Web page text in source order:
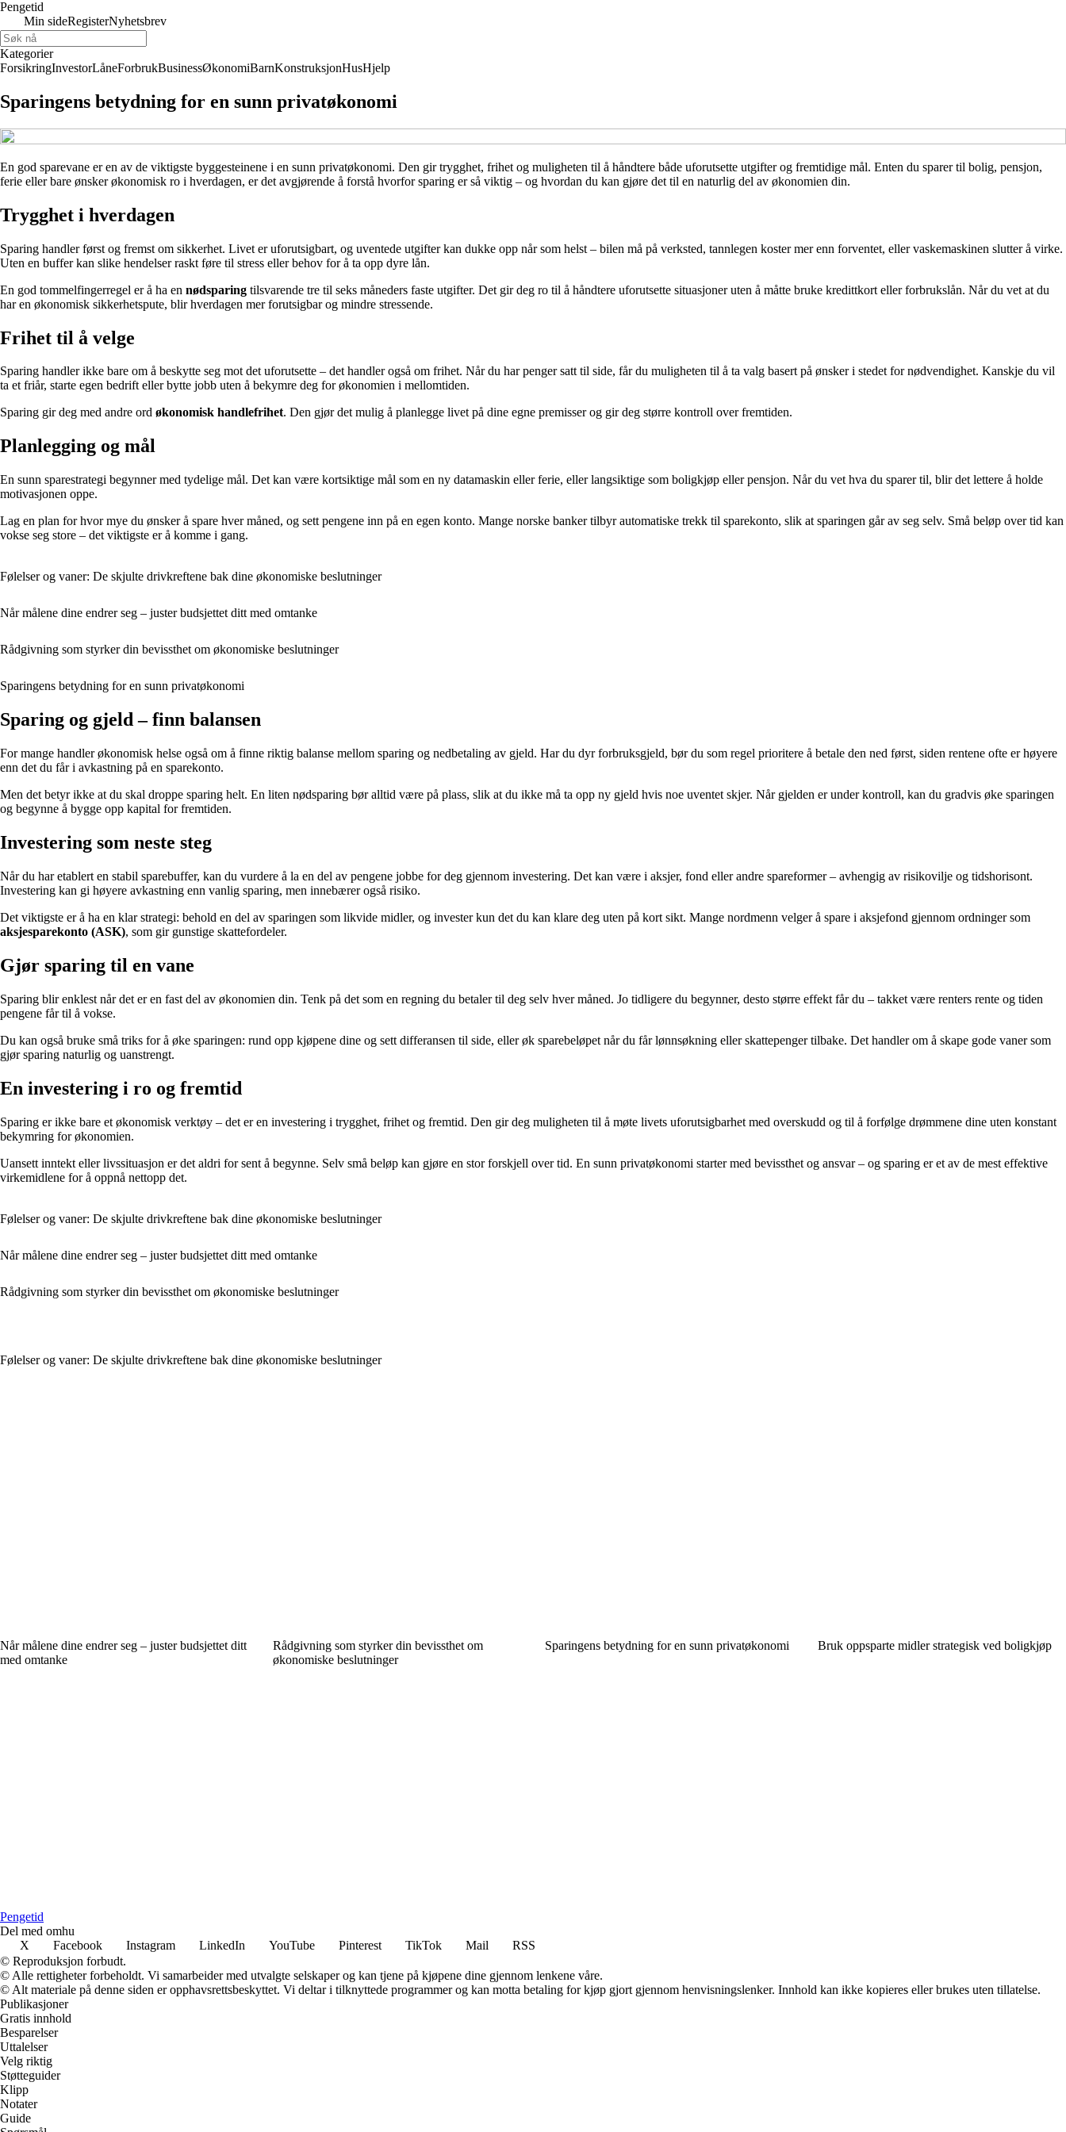
Pengetid
Min sideRegisterNyhetsbrev
Kategorier
ForsikringInvestorLåneForbrukBusinessØkonomiBarnKonstruksjonHusHjelp
Sparingens betydning for en sunn privatøkonomi
En god sparevane er en av de viktigste byggesteinene i en sunn privatøkonomi. Den gir trygghet, frihet og muligheten til å håndtere både uforutsette utgifter og fremtidige mål. Enten du sparer til bolig, pensjon,
ferie eller bare ønsker økonomisk ro i hverdagen, er det avgjørende å forstå hvorfor sparing er så viktig – og hvordan du kan gjøre det til en naturlig del av økonomien din.
Trygghet i hverdagen
Sparing handler først og fremst om sikkerhet. Livet er uforutsigbart, og uventede utgifter kan dukke opp når som helst – bilen må på verksted, tannlegen koster mer enn forventet, eller vaskemaskinen slutter å virke.
Uten en buffer kan slike hendelser raskt føre til stress eller behov for å ta opp dyre lån.
En god tommelfingerregel er å ha en nødsparing tilsvarende tre til seks måneders faste utgifter. Det gir deg ro til å håndtere uforutsette situasjoner uten å måtte bruke kredittkort eller forbrukslån. Når du vet at du
har en økonomisk sikkerhetspute, blir hverdagen mer forutsigbar og mindre stressende.
Frihet til å velge
Sparing handler ikke bare om å beskytte seg mot det uforutsette – det handler også om frihet. Når du har penger satt til side, får du muligheten til å ta valg basert på ønsker i stedet for nødvendighet. Kanskje du vil
ta et friår, starte egen bedrift eller bytte jobb uten å bekymre deg for økonomien i mellomtiden.
Sparing gir deg med andre ord økonomisk handlefrihet. Den gjør det mulig å planlegge livet på dine egne premisser og gir deg større kontroll over fremtiden.
Planlegging og mål
En sunn sparestrategi begynner med tydelige mål. Det kan være kortsiktige mål som en ny datamaskin eller ferie, eller langsiktige som boligkjøp eller pensjon. Når du vet hva du sparer til, blir det lettere å holde
motivasjonen oppe.
Lag en plan for hvor mye du ønsker å spare hver måned, og sett pengene inn på en egen konto. Mange norske banker tilbyr automatiske trekk til sparekonto, slik at sparingen går av seg selv. Små beløp over tid kan
vokse seg store – det viktigste er å komme i gang.
Følelser og vaner: De skjulte drivkreftene bak dine økonomiske beslutninger
Når målene dine endrer seg – juster budsjettet ditt med omtanke
Rådgivning som styrker din bevissthet om økonomiske beslutninger
Sparingens betydning for en sunn privatøkonomi
Sparing og gjeld – finn balansen
For mange handler økonomisk helse også om å finne riktig balanse mellom sparing og nedbetaling av gjeld. Har du dyr forbruksgjeld, bør du som regel prioritere å betale den ned først, siden rentene ofte er høyere
enn det du får i avkastning på en sparekonto.
Men det betyr ikke at du skal droppe sparing helt. En liten nødsparing bør alltid være på plass, slik at du ikke må ta opp ny gjeld hvis noe uventet skjer. Når gjelden er under kontroll, kan du gradvis øke sparingen
og begynne å bygge opp kapital for fremtiden.
Investering som neste steg
Når du har etablert en stabil sparebuffer, kan du vurdere å la en del av pengene jobbe for deg gjennom investering. Det kan være i aksjer, fond eller andre spareformer – avhengig av risikovilje og tidshorisont.
Investering kan gi høyere avkastning enn vanlig sparing, men innebærer også risiko.
Det viktigste er å ha en klar strategi: behold en del av sparingen som likvide midler, og invester kun det du kan klare deg uten på kort sikt. Mange nordmenn velger å spare i aksjefond gjennom ordninger som
aksjesparekonto (ASK), som gir gunstige skattefordeler.
Gjør sparing til en vane
Sparing blir enklest når det er en fast del av økonomien din. Tenk på det som en regning du betaler til deg selv hver måned. Jo tidligere du begynner, desto større effekt får du – takket være renters rente og tiden
pengene får til å vokse.
Du kan også bruke små triks for å øke sparingen: rund opp kjøpene dine og sett differansen til side, eller øk sparebeløpet når du får lønnsøkning eller skattepenger tilbake. Det handler om å skape gode vaner som
gjør sparing naturlig og uanstrengt.
En investering i ro og fremtid
Sparing er ikke bare et økonomisk verktøy – det er en investering i trygghet, frihet og fremtid. Den gir deg muligheten til å møte livets uforutsigbarhet med overskudd og til å forfølge drømmene dine uten konstant
bekymring for økonomien.
Uansett inntekt eller livssituasjon er det aldri for sent å begynne. Selv små beløp kan gjøre en stor forskjell over tid. En sunn privatøkonomi starter med bevissthet og ansvar – og sparing er et av de mest effektive
virkemidlene for å oppnå nettopp det.
Følelser og vaner: De skjulte drivkreftene bak dine økonomiske beslutninger
Når målene dine endrer seg – juster budsjettet ditt med omtanke
Rådgivning som styrker din bevissthet om økonomiske beslutninger
Følelser og vaner: De skjulte drivkreftene bak dine økonomiske beslutninger
Når målene dine endrer seg – juster budsjettet ditt
med omtanke
Rådgivning som styrker din bevissthet om
økonomiske beslutninger
Sparingens betydning for en sunn privatøkonomi Bruk oppsparte midler strategisk ved boligkjøp
Pengetid
Del med omhu
X
Facebook Instagram LinkedIn YouTube Pinterest TikTok Mail
RSS
© Reproduksjon forbudt.
© Alle rettigheter forbeholdt. Vi samarbeider med utvalgte selskaper og kan tjene på kjøpene dine gjennom lenkene våre.
© Alt materiale på denne siden er opphavsrettsbeskyttet. Vi deltar i tilknyttede programmer og kan motta betaling for kjøp gjort gjennom henvisningslenker. Innhold kan ikke kopieres eller brukes uten tillatelse.
Publikasjoner
Gratis innhold
Besparelser
Uttalelser
Velg riktig
Støtteguider
Klipp
Notater
Guide